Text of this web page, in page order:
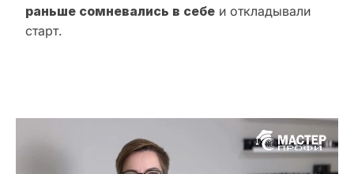
раньше сомневались в себе и откладывали
старт.